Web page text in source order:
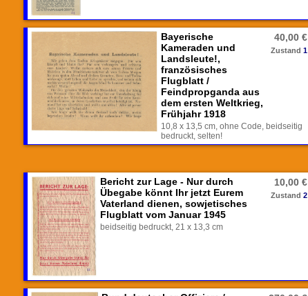
40,00 €
Zustand 1
Bayerische
Kameraden und
Landsleute!,
französisches
Flugblatt /
Feindpropganda aus
dem ersten Weltkrieg,
Frühjahr 1918
10,8 x 13,5 cm, ohne Code, beidseitig
bedruckt, selten!
10,00 €
Zustand 2
Bericht zur Lage - Nur durch
Übegabe könnt Ihr jetzt Eurem
Vaterland dienen, sowjetisches
Flugblatt vom Januar 1945
beidseitig bedruckt, 21 x 13,3 cm